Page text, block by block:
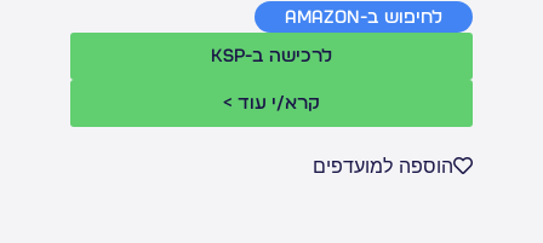
לחיפוש ב-Amazon
לרכישה ב-KSP
קרא/י עוד >
הוספה למועדפים